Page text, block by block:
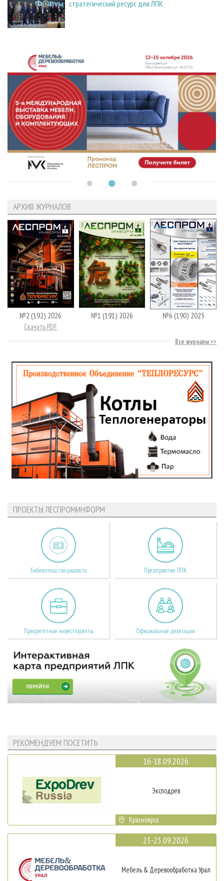
стратегический ресурс для ЛПК
АРХИВ ЖУРНАЛОВ
№2 (192) 2026
Скачать PDF
№1 (191) 2026 №6 (190) 2025
Все журналы
ПРОЕКТЫ ЛЕСПРОМИНФОРМ
Библиотека специалиста Предприятия ЛПК
Приоритетные инвестпроекты Официальные делегации
РЕКОМЕНДУЕМ ПОСЕТИТЬ
16-18.09.2026
Эксподрев
Красноярск
23-25.09.2026
Мебель & Деревообработка Урал